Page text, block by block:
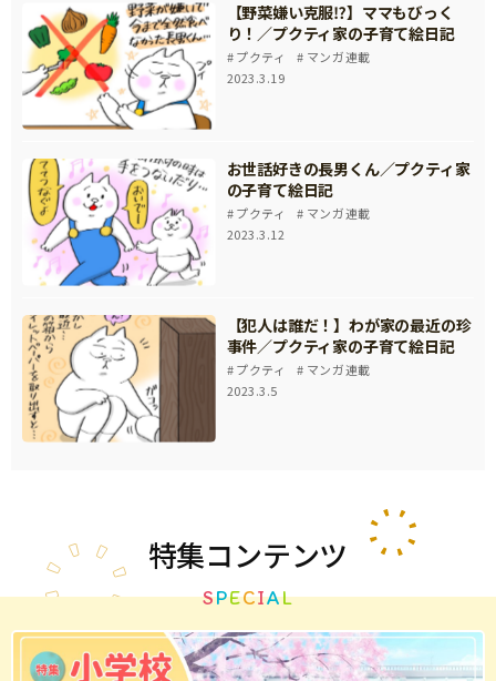
【野菜嫌い克服⁉】ママもびっく
り！／プクティ家の子育て絵日記
プクティ
マンガ連載
2023.3.19
お世話好きの長男くん／プクティ家
の子育て絵日記
プクティ
マンガ連載
2023.3.12
【犯人は誰だ！】わが家の最近の珍
事件／プクティ家の子育て絵日記
プクティ
マンガ連載
2023.3.5
特集コンテンツ
SPECIAL